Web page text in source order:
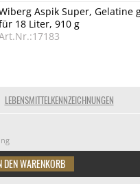
LEBENSMITTELKENNZEICHNUNGEN
Aspik Super, Gelatine
18 Liter, 910 g